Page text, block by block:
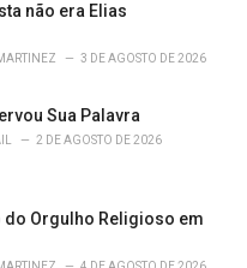
não era Elias
3 DE AGOSTO DE 2026
Sua Palavra
2 DE AGOSTO DE 2026
do Orgulho Religioso em